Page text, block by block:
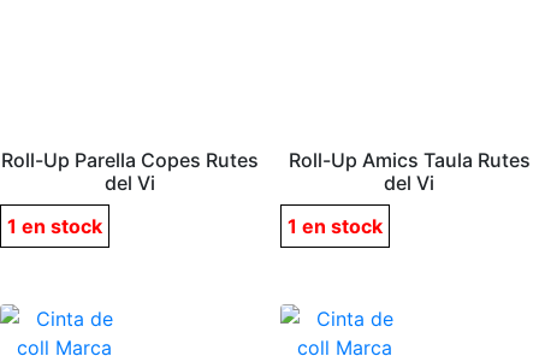
Roll-Up Parella Copes Rutes
del Vi
1 en stock
Roll-Up Amics Taula Rutes
del Vi
1 en stock